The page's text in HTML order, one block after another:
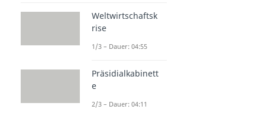
Weltwirtschaftsk
rise
1/3 – Dauer: 04:55
Präsidialkabinett
e
2/3 – Dauer: 04:11